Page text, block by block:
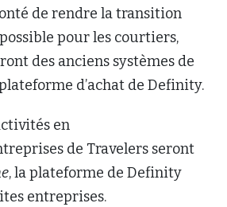
de rendre la transition
pour les courtiers,
des anciens systèmes de
d’achat de Definity.
en
de Travelers seront
, la plateforme de Definity
entreprises.